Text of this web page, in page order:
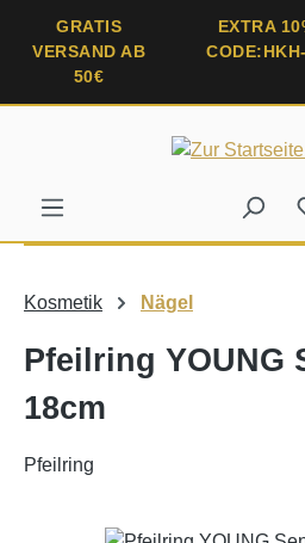
springen
GRATIS
VERSAND AB
50€
EXTRA
Kosmetik Nägel
Pfeilring YOUNG
18cm
Pfeilring